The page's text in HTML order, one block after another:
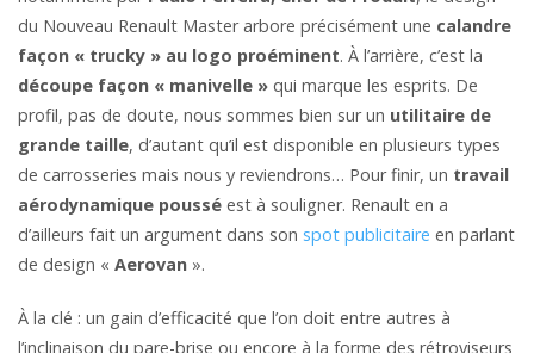
du Nouveau Renault Master arbore précisément une calandre
façon « trucky » au logo proéminent. À l’arrière, c’est la
découpe façon « manivelle » qui marque les esprits. De
profil, pas de doute, nous sommes bien sur un utilitaire de
grande taille, d’autant qu’il est disponible en plusieurs types
de carrosseries mais nous y reviendrons… Pour finir, un travail
aérodynamique poussé est à souligner. Renault en a
d’ailleurs fait un argument dans son spot publicitaire en parlant
de design « Aerovan ».
À la clé : un gain d’efficacité que l’on doit entre autres à
l’inclinaison du pare-brise ou encore à la forme des rétroviseurs